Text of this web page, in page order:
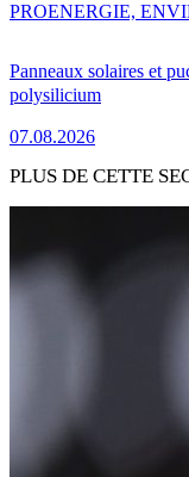
Panneaux solaires et
polysilicium
07.08.2026
PROENERGIE,
PLUS DE CETTE